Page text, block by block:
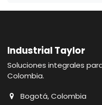
Industrial Taylor
Soluciones integrales
Colombia.
Bogotá, Colombia